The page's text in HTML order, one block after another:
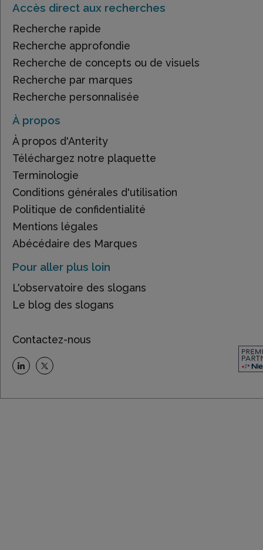
Accès direct aux recherches
Recherche rapide
Recherche approfondie
Recherche de concepts ou de visuels
Recherche par marques
Recherche personnalisée
À propos
À propos d'Anterity
Téléchargez notre plaquette
Terminologie
Conditions générales d'utilisation
Politique de confidentialité
Mentions légales
Abécédaire des Marques
Pour aller plus loin
L'observatoire des slogans
Le blog des slogans
Contactez-nous